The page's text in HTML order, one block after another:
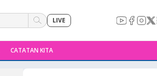
LIVE
CATATAN KITA